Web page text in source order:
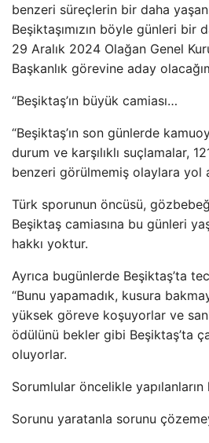
benzeri süreçlerin bir daha
Beşiktaşımızın böyle günleri bir
29 Aralık 2024 Olağan Genel
Başkanlık görevine aday
“Beşiktaş’ın büyük camiası…
“Beşiktaş’ın son günlerde
durum ve karşılıklı suçlamalar,
benzeri görülmemiş olaylara yol
Türk sporunun öncüsü,
Beşiktaş camiasına bu günleri
hakkı yoktur.
Ayrıca bugünlerde Beşiktaş’ta
“Bunu yapamadık, kusura
yüksek göreve koşuyorlar ve
ödülünü bekler gibi Beşiktaş’ta
oluyorlar.
Sorumlular öncelikle yapılanların
Sorunu yaratanla sorunu